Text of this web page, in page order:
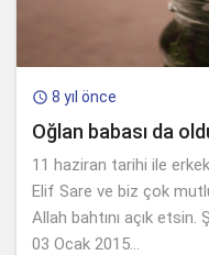
 8 yıl önce
Oğlan babası da
11 haziran tarihi ile
Elif Sare ve biz çok
Allah bahtını açık etsin.
03 Ocak 2015...